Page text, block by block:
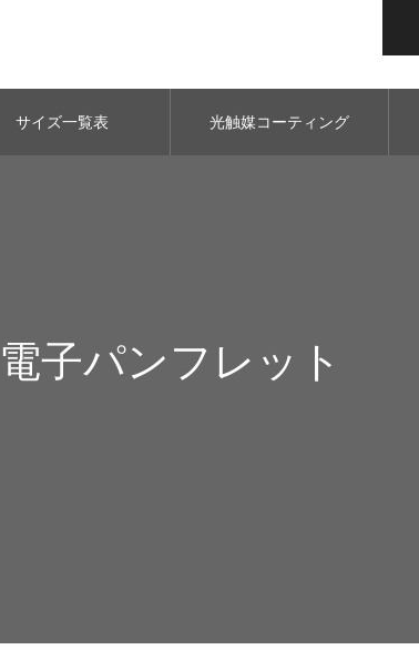
サイズ一覧表 光触媒コーティング
電子パンフレット